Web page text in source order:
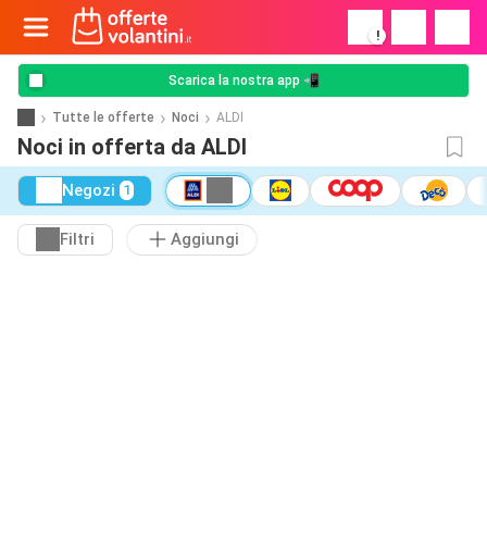
!
Scarica la nostra app 📲
Tutte le offerte Noci ALDI
Noci in offerta da ALDI
Negozi 1
Filtri Aggiungi